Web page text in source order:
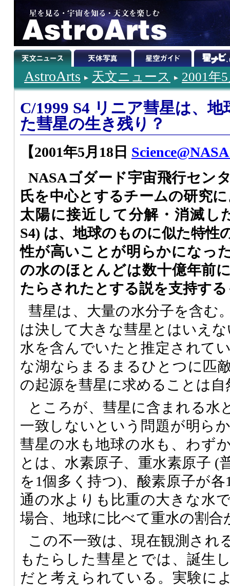
AstroArts 天文ニュース 2001年
C/1999 S4 リニア彗星は、
た彗星の生き残り？
【2001年5月18日
NASAゴダード宇宙飛行セン
氏を中心とするチームの研究
太陽に接近して分解・消滅し
S4) は、地球のものに似た特性
性が高いことが明らかになっ
の水のほとんどは数十億年前
たらされたとする説を支持す
彗星は、大量の水分子を含む
は決して大きな彗星とはいえ
水を含んでいたと推定されて
な湖ならまるまるひとつに匹
の起源を彗星に求めることは
ところが、彗星に含まれる水
一致しないという問題が明ら
彗星の水も地球の水も、わず
とは、水素原子、重水素原子 (
を1個多く持つ)、酸素原子が
通の水よりも比重の大きな水
場合、地球に比べて重水の割合
この不一致は、現在観測され
もたらした彗星とでは、誕生
だと考えられている。実験に